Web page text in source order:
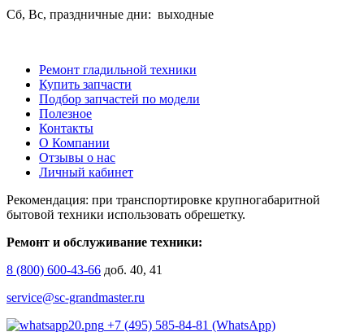
Сб, Вс, праздничные дни: выходные
Ремонт гладильной техники
Купить запчасти
Подбор запчастей по модели
Полезное
Контакты
О Компании
Отзывы о нас
Личный кабинет
Рекомендация: при транспортировке крупногабаритной
бытовой техники использовать обрешетку.
Ремонт и обслуживание техники:
8 (800) 600-43-66 доб. 40, 41
service@sc-grandmaster.ru
+7 (495) 585-84-81 (WhatsApp)